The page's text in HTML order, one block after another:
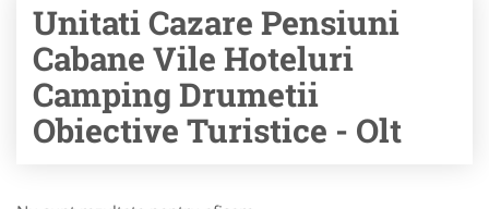
Unitati Cazare Pensiuni
Cabane Vile Hoteluri
Camping Drumetii
Obiective Turistice - Olt